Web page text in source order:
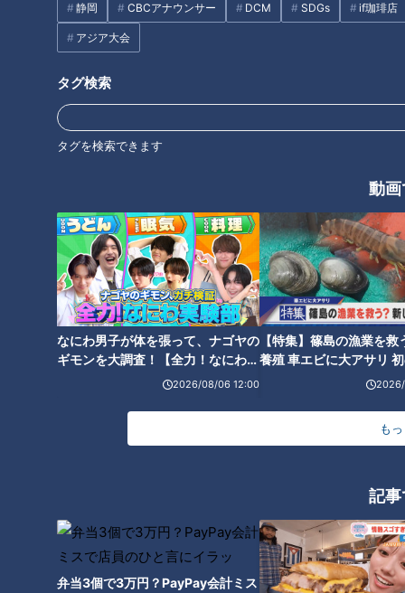
静岡 CBCアナウンサー DCM SDGs if珈琲店
アジア大会
タグ検索
タグを検索できます
動画
なにわ男子が体を張って、ナゴヤの
ギモンを大調査！【全力！なにわ実
験部～ナゴヤのギモン、ガチ検証
2026/08/06 12:00
【特集】篠島の漁業を救
養殖 車エビに大アサリ
も
記事
弁当3個で3万円？PayPay会計ミス
画像：CBCテレビ『チャント！』
画像：CBCテレビ『チャント！』
「納豆にも入れるぐらいツナ大好き」中村アナ
オススメ関連コンテンツ